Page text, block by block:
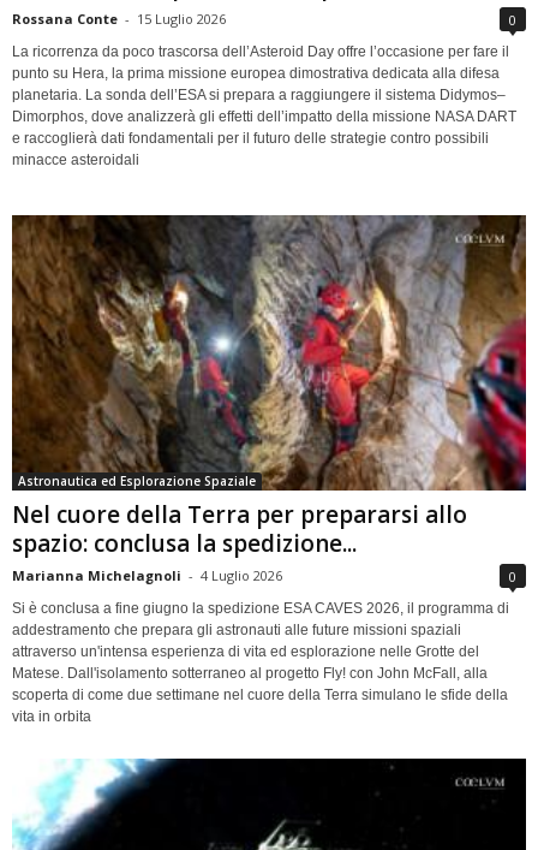
Rossana Conte - 15 Luglio 2026 0
La ricorrenza da poco trascorsa dell’Asteroid Day offre l’occasione per fare il
punto su Hera, la prima missione europea dimostrativa dedicata alla difesa
planetaria. La sonda dell’ESA si prepara a raggiungere il sistema Didymos–
Dimorphos, dove analizzerà gli effetti dell’impatto della missione NASA DART
e raccoglierà dati fondamentali per il futuro delle strategie contro possibili
minacce asteroidali
Astronautica ed Esplorazione Spaziale
Nel cuore della Terra per prepararsi allo
spazio: conclusa la spedizione...
Marianna Michelagnoli - 4 Luglio 2026 0
Si è conclusa a fine giugno la spedizione ESA CAVES 2026, il programma di
addestramento che prepara gli astronauti alle future missioni spaziali
attraverso un'intensa esperienza di vita ed esplorazione nelle Grotte del
Matese. Dall'isolamento sotterraneo al progetto Fly! con John McFall, alla
scoperta di come due settimane nel cuore della Terra simulano le sfide della
vita in orbita